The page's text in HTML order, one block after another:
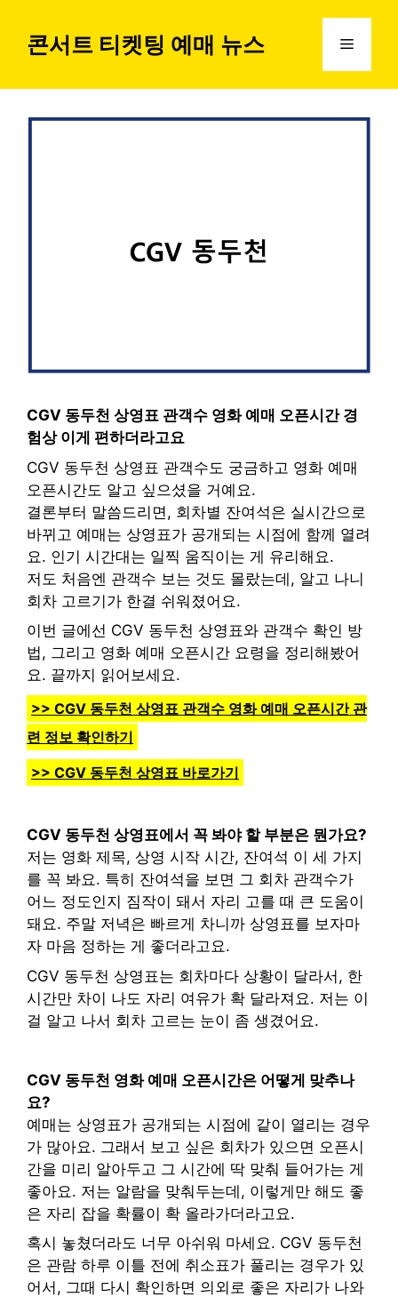
콘서트 티켓팅 예매 뉴스 메
CGV 동두천 상영표 관객수 영화 예매 오픈시간 경
험상 이게 편하더라고요
CGV 동두천 상영표 관객수도 궁금하고 영화 예매
오픈시간도 알고 싶으셨을 거예요.
결론부터 말씀드리면, 회차별 잔여석은 실시간으로
바뀌고 예매는 상영표가 공개되는 시점에 함께 열려
요. 인기 시간대는 일찍 움직이는 게 유리해요.
저도 처음엔 관객수 보는 것도 몰랐는데, 알고 나니
회차 고르기가 한결 쉬워졌어요.
이번 글에선 CGV 동두천 상영표와 관객수 확인 방
법, 그리고 영화 예매 오픈시간 요령을 정리해봤어
요. 끝까지 읽어보세요.
>> CGV 동두천 상영표 관객수 영화 예매 오픈시간 관
련 정보 확인하기
>> CGV 동두천 상영표 바로가기
CGV 동두천 상영표에서 꼭 봐야 할 부분은 뭔가요?
저는 영화 제목, 상영 시작 시간, 잔여석 이 세 가지
를 꼭 봐요. 특히 잔여석을 보면 그 회차 관객수가
어느 정도인지 짐작이 돼서 자리 고를 때 큰 도움이
돼요. 주말 저녁은 빠르게 차니까 상영표를 보자마
자 마음 정하는 게 좋더라고요.
CGV 동두천 상영표는 회차마다 상황이 달라서, 한
시간만 차이 나도 자리 여유가 확 달라져요. 저는 이
걸 알고 나서 회차 고르는 눈이 좀 생겼어요.
CGV 동두천 영화 예매 오픈시간은 어떻게 맞추나
요?
예매는 상영표가 공개되는 시점에 같이 열리는 경우
가 많아요. 그래서 보고 싶은 회차가 있으면 오픈시
간을 미리 알아두고 그 시간에 딱 맞춰 들어가는 게
좋아요. 저는 알람을 맞춰두는데, 이렇게만 해도 좋
은 자리 잡을 확률이 확 올라가더라고요.
혹시 놓쳤더라도 너무 아쉬워 마세요. CGV 동두천
은 관람 하루 이틀 전에 취소표가 풀리는 경우가 있
어서, 그때 다시 확인하면 의외로 좋은 자리가 나와